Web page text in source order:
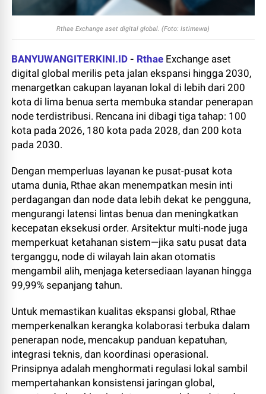
Rthae Exchange aset digital global. (Foto: Istimewa)
BANYUWANGITERKINI.ID - Rthae Exchange aset
digital global merilis peta jalan ekspansi hingga 2030,
menargetkan cakupan layanan lokal di lebih dari 200
kota di lima benua serta membuka standar penerapan
node terdistribusi. Rencana ini dibagi tiga tahap: 100
kota pada 2026, 180 kota pada 2028, dan 200 kota
pada 2030.
Dengan memperluas layanan ke pusat-pusat kota
utama dunia, Rthae akan menempatkan mesin inti
perdagangan dan node data lebih dekat ke pengguna,
mengurangi latensi lintas benua dan meningkatkan
kecepatan eksekusi order. Arsitektur multi-node juga
memperkuat ketahanan sistem—jika satu pusat data
terganggu, node di wilayah lain akan otomatis
mengambil alih, menjaga ketersediaan layanan hingga
99,99% sepanjang tahun.
Untuk memastikan kualitas ekspansi global, Rthae
memperkenalkan kerangka kolaborasi terbuka dalam
penerapan node, mencakup panduan kepatuhan,
integrasi teknis, dan koordinasi operasional.
Prinsipnya adalah menghormati regulasi lokal sambil
mempertahankan konsistensi jaringan global,